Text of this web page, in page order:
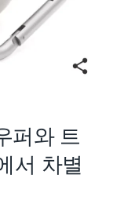
퍼와 트
서 차별